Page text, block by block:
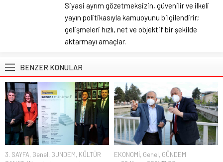
Siyasi ayrım gözetmeksizin, güvenilir ve ilkeli
yayın politikasıyla kamuoyunu bilgilendirir;
gelişmeleri hızlı, net ve objektif bir şekilde
aktarmayı amaçlar.
BENZER KONULAR
3. SAYFA, Genel, GÜNDEM, KÜLTÜR
EKONOMİ, Genel, GÜNDEM